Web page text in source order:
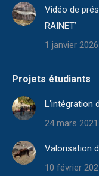
Vidéo de
RAINET’
1 janvier 2026
Projets étudiants
L’intégration
24 mars 2021
Valorisation
10 février